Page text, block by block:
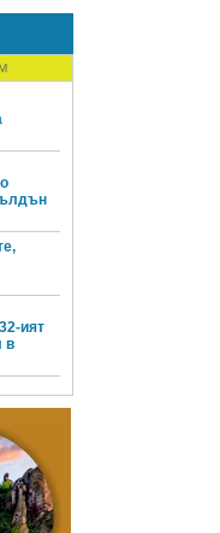
ият
в